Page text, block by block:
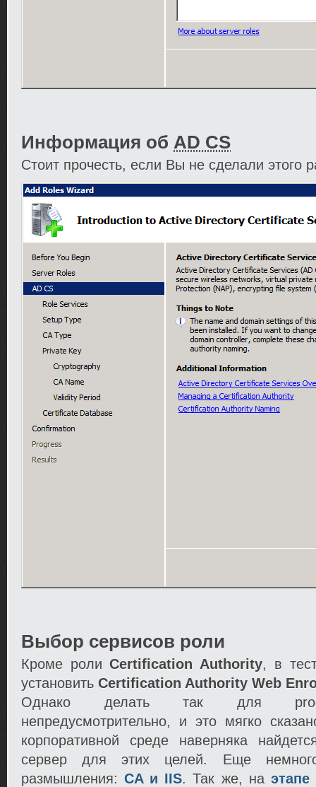
Информация об AD CS
Стоит прочесть, если Вы не сделали этого
Выбор сервисов роли
Кроме ролиCertification Authority, в
установить Certification Authority Web
Однако делать так для
непредусмотрительно, и это мягко
корпоративной среде наверняка
сервер для этих целей. Еще
размышления:CA и IIS. Так же, на